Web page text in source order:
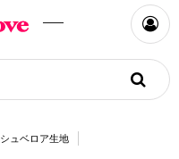
ュベロア生地